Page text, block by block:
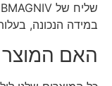
במידה הנכונה, בעלות של
האם המוצר